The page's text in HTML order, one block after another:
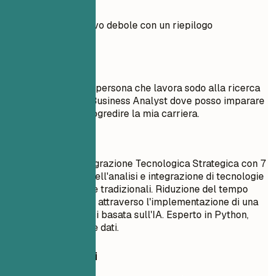
Confronta un obiettivo debole con un riepilogo
Obiettivo: Sono una persona che lavora sodo alla ricerca
di una posizione di Business Analyst dove posso imparare
cose nuove e far progredire la mia carriera.
Specialista nell'Integrazione Tecnologica Strategica con 7
anni di esperienza nell'analisi e integrazione di tecnologie
emergenti in aziende tradizionali. Riduzione del tempo
decisionale del 30% attraverso l'implementazione di una
piattaforma di analisi basata sull'IA. Esperto in Python,
Java e modellazione dati.
Consigli rapidi